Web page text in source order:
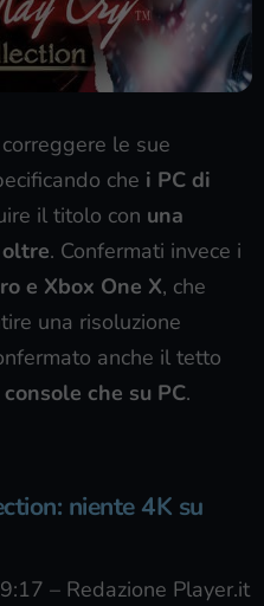
le sue
che i PC di
il titolo con una
. Confermati invece i
e Xbox One X, che
una risoluzione
anche il tetto
che su PC.
niente 4K su
– Redazione Player.it